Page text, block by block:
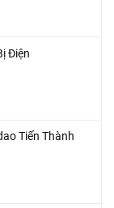
Điện
Tiến Thành